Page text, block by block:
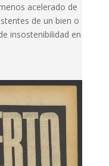
acelerado de
de un bien o
insostenibilidad en